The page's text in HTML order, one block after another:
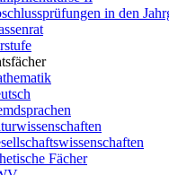
in den
Fächer